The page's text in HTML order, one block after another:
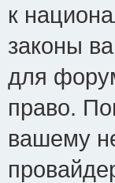
к
законы
для
право.
вашему